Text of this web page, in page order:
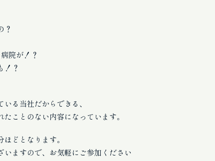
？
院が！？
！？
る当社だからできる、
ことのない内容になっています。
どとなります。
いますので、お気軽にご参加ください